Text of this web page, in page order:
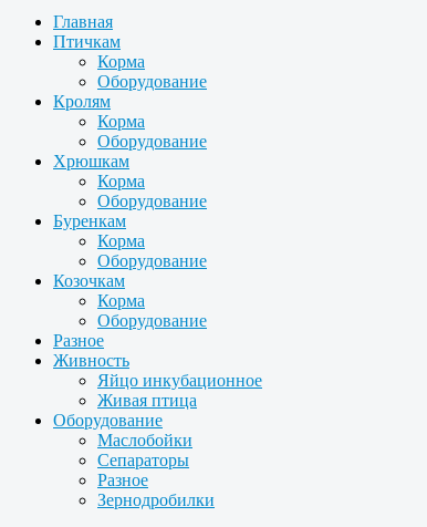
Главная
Птичкам
Корма
Оборудование
Кролям
Корма
Оборудование
Хрюшкам
Корма
Оборудование
Буренкам
Корма
Оборудование
Козочкам
Корма
Оборудование
Разное
Живность
Яйцо инкубационное
Живая птица
Оборудование
Маслобойки
Сепараторы
Разное
Зернодробилки